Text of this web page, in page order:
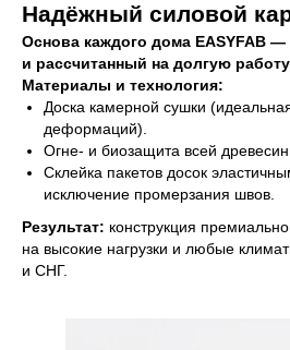
Надёжный силовой
Основа каждого дома EASYFAB
и рассчитанный на долгую работу
Материалы и технология:
Доска камерной сушки
деформаций).
Огне- и биозащита всей
Склейка пакетов досок
исключение промерзания швов.
Результат: конструкция
на высокие нагрузки и любые
и СНГ.